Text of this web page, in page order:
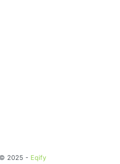
2025 - Eqify